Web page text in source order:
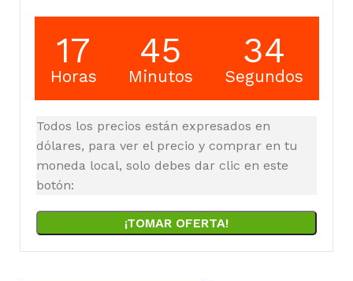
17
Horas
45
Minutos
34
Segundos
Todos los precios están expresados en
dólares, para ver el precio y comprar en tu
moneda local, solo debes dar clic en este
botón:
¡TOMAR OFERTA!